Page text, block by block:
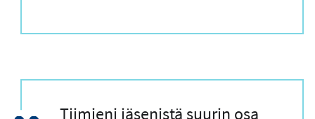
L
Tiimieni jäsenistä suurin osa